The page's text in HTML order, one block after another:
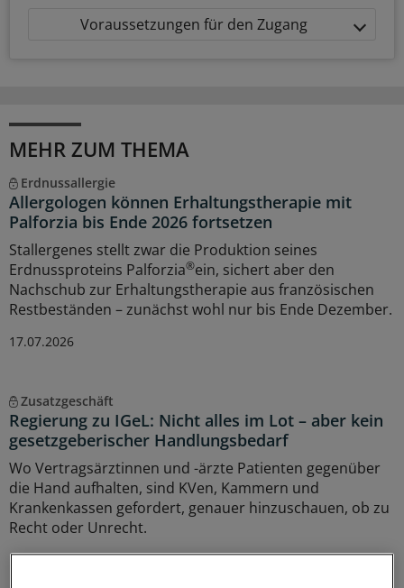
Voraussetzungen für den Zugang
MEHR ZUM THEMA
Erdnussallergie
Allergologen können Erhaltungstherapie mit
Palforzia bis Ende 2026 fortsetzen
Stallergenes stellt zwar die Produktion seines
Erdnussproteins Palforzia®ein, sichert aber den
Nachschub zur Erhaltungstherapie aus französischen
Restbeständen – zunächst wohl nur bis Ende Dezember.
17.07.2026
Zusatzgeschäft
Regierung zu IGeL: Nicht alles im Lot – aber kein
gesetzgeberischer Handlungsbedarf
Wo Vertragsärztinnen und -ärzte Patienten gegenüber
die Hand aufhalten, sind KVen, Kammern und
Krankenkassen gefordert, genauer hinzuschauen, ob zu
Recht oder Unrecht.
16.07.2026